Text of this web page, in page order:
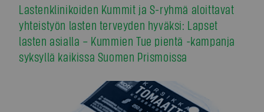
Lastenklinikoiden Kummit ja S-ryhmä aloittavat
yhteistyön lasten terveyden hyväksi: Lapset
lasten asialla – Kummien Tue pientä -kampanja
syksyllä kaikissa Suomen Prismoissa